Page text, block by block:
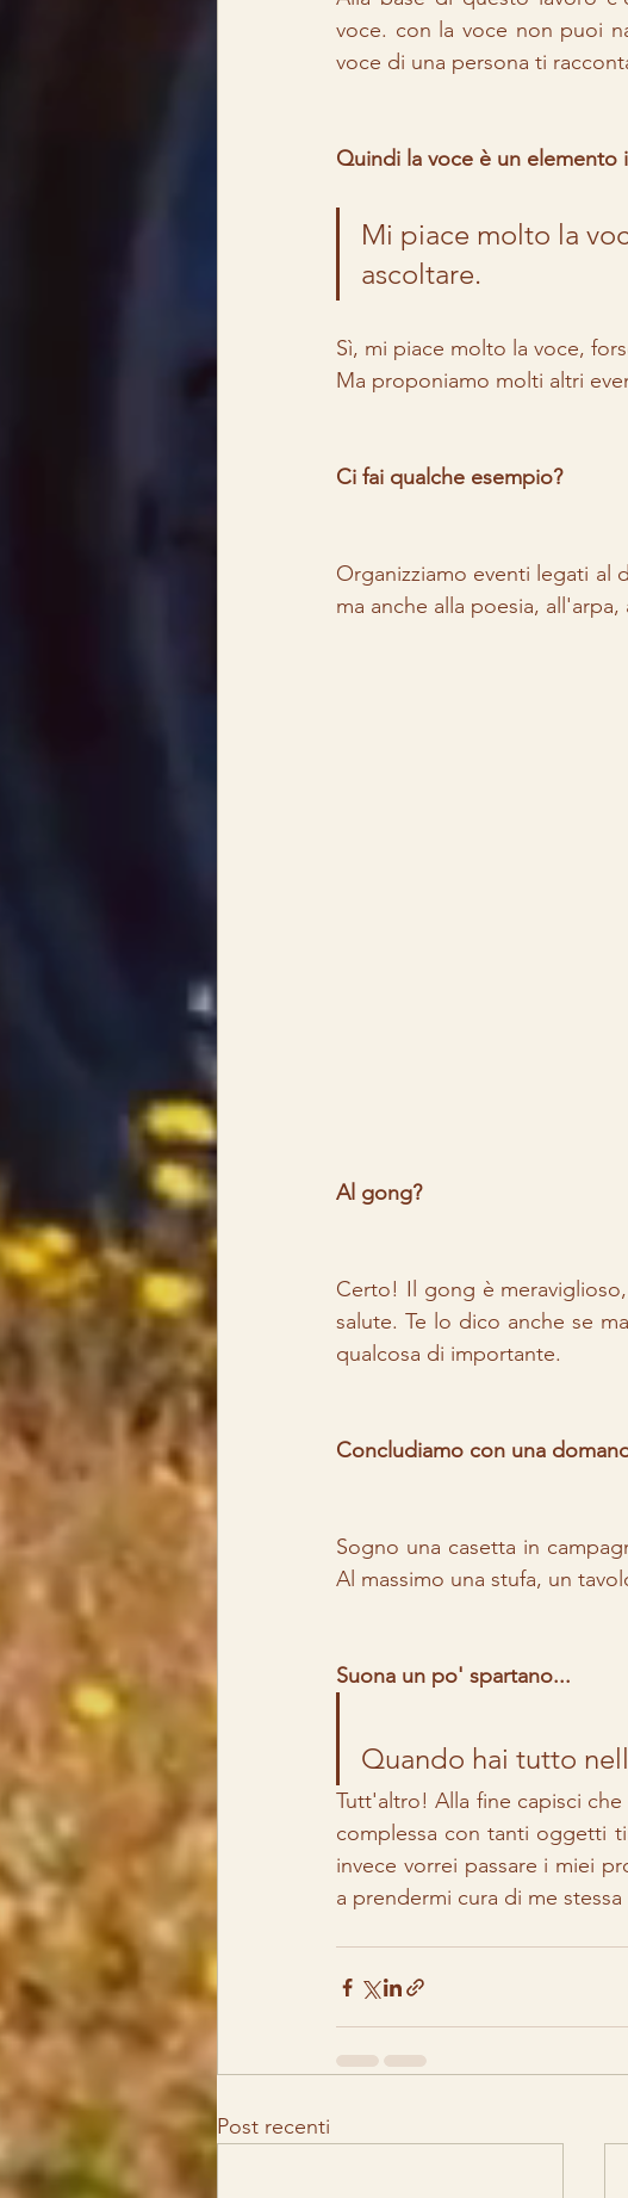
voce. con la voce non puoi
voce di una persona ti
Quindi la voce è un
Mi piace molto la
ascoltare.
Sì, mi piace molto la voce,
Ma proponiamo molti altri
Ci fai qualche esempio?
Organizziamo eventi legati al
ma anche alla poesia, all'arpa,
Al gong?
Certo! Il gong è
salute. Te lo dico anche se
qualcosa di importante.
Concludiamo con una
Sogno una casetta in
Al massimo una stufa, un
Suona un po' spartano...
Quando hai tutto
Tutt'altro! Alla fine capisci
complessa con tanti oggetti
invece vorrei passare i miei
a prendermi cura di me stessa
Post recenti